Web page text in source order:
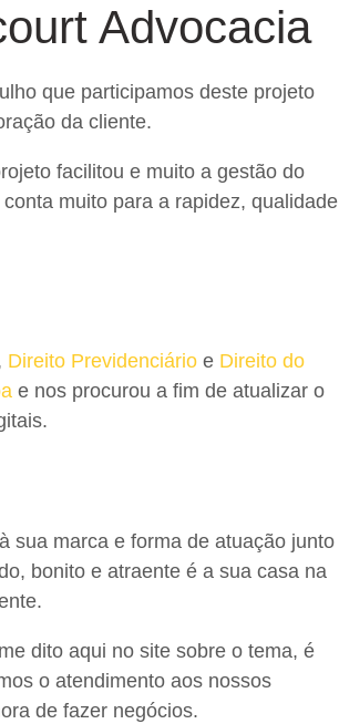
Advocacia
que participamos deste projeto
da cliente.
facilitou e muito a gestão do
muito para a rapidez, qualidade
Direito Previdenciário e Direito do
e nos procurou a fim de atualizar o
sua marca e forma de atuação junto
bonito e atraente é a sua casa na
dito aqui no site sobre o tema, é
o atendimento aos nossos
de fazer negócios.